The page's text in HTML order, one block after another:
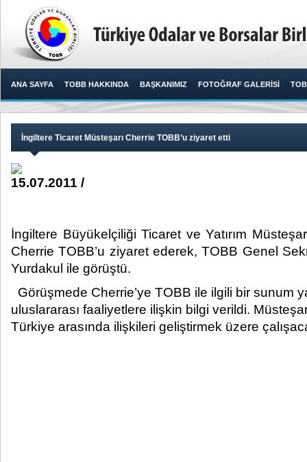
ANA SAYFA TOBB HAKKINDA BAŞKANIMIZ FOTOĞRAF GALERİSİ
İngiltere Ticaret Müsteşarı Cherrie TOBB’u ziyaret etti
15.07.2011 /
İngiltere Büyükelçiliği Ticaret ve Yatırım
Cherrie TOBB’u ziyaret ederek, TOBB Genel
Yurdakul ile görüştü.​ ​
Görüşmede Cherrie’ye TOBB ile ilgili bir sunum
uluslararası faaliyetlere ilişkin bilgi verildi.
Türkiye arasında ilişkileri geliştirmek üzere